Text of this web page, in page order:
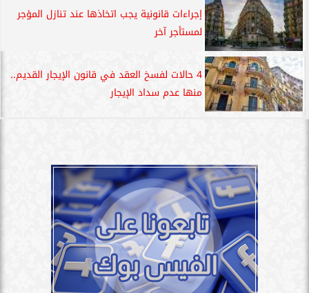
إجراءات قانونية يجب اتخاذها عند تنازل المؤجر
لمستأجر آخر
4 حالات لفسخ العقد في قانون الإيجار القديم..
منها عدم سداد الإيجار